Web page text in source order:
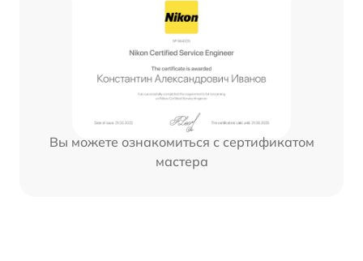
Вы можете ознакомиться с сертификатом
мастера